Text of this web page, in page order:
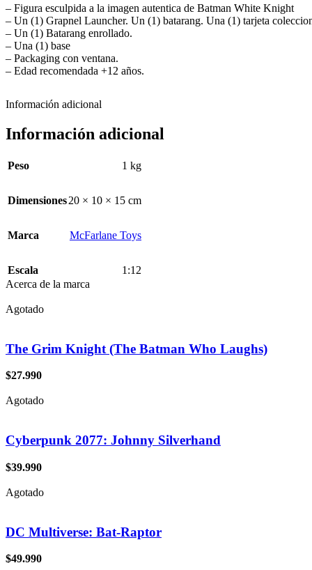
– Figura esculpida a la imagen autentica de Batman White Knight
– Un (1) Grapnel Launcher. Un (1) batarang. Una (1) tarjeta
– Un (1) Batarang enrollado.
– Una (1) base
– Packaging con ventana.
– Edad recomendada +12 años.
Información adicional
Información adicional
Peso 1 kg
Dimensiones20 × 10 × 15 cm
Marca McFarlane Toys
Escala
1:12
Acerca de la marca
Agotado
The Grim Knight (The Batman Who Laughs)
$27.990
Agotado
Cyberpunk 2077: Johnny Silverhand
$39.990
Agotado
DC Multiverse: Bat-Raptor
$49.990